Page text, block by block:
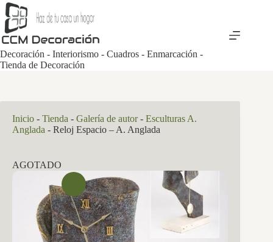
Saltar
al
contenido
Decoración - Interiorismo - Cuadros - Enmarcación -
Tienda de Decoración
Inicio - Tienda - Galería de autor- Esculturas A.
Anglada - Reloj Espacio – A. Anglada
AGOTADO